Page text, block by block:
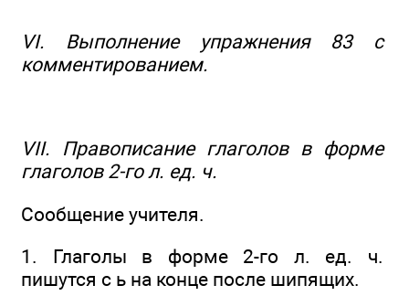
VI. Выполнение упражнения 83 с
комментированием.
VII. Правописание глаголов в форме
глаголов 2-го л. ед. ч.
Сообщение учителя.
1. Глаголы в форме 2-го л. ед. ч.
пишутся с ь на конце после шипящих.